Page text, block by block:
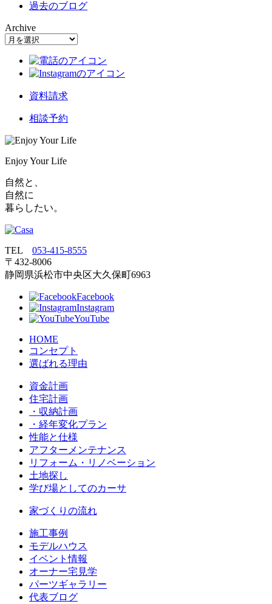
過去のブログ
Archive
資料請求
相談予約
Enjoy Your Life
自然と、
自然に
暮らしたい。
TEL 053‐415‐8555
〒432‐8006
静岡県浜松市中央区大久保町6963
Facebook
Instagram
YouTube
HOME
コンセプト
選ばれる理由
資金計画
住宅計画
・収納計画
・経年変化プラン
性能と仕様
アフターメンテナンス
リフォーム・リノベーション
土地探し
学び場としてのカーサ
家づくりの流れ
施工事例
モデルハウス
イベント情報
オーナー宅見学
パーツギャラリー
代表ブログ